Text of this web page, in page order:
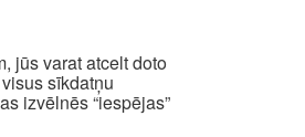
jūs varat atcelt doto
sīkdatņu
izvēlnēs “iespējas”